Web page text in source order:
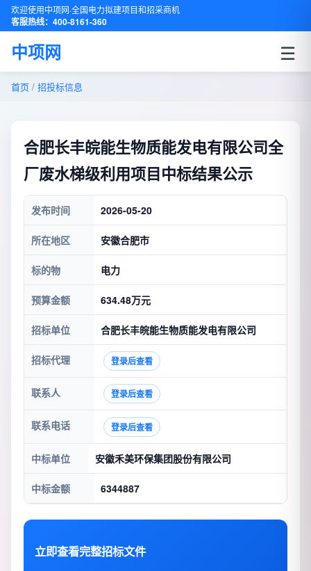
欢迎使用中项网·全国电力拟建项目和招采商机
客服热线：400-8161-360
中项网 ☰
首页 / 招投标信息
合肥长丰皖能生物质能发电有限公司全
厂废水梯级利用项目中标结果公示
发布时间 2026-05-20
所在地区 安徽合肥市
标的物 电力
预算金额 634.48万元
招标单位 合肥长丰皖能生物质能发电有限公司
招标代理 登录后查看
联系人 登录后查看
联系电话 登录后查看
中标单位 安徽禾美环保集团股份有限公司
中标金额 6344887
立即查看完整招标文件